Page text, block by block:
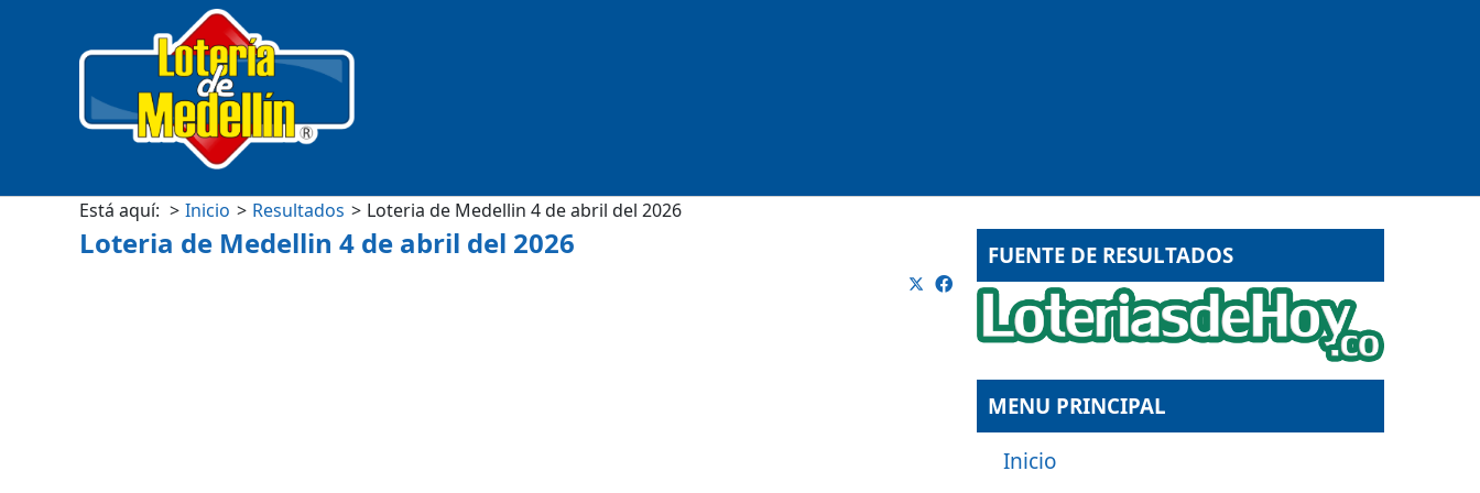
Está aquí: Inicio Resultados Loteria de Medellin 4 de abril del 2026
Loteria de Medellin 4 de abril del 2026 FUENTE DE RESULTADOS
MENU PRINCIPAL
Inicio